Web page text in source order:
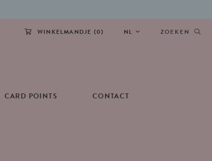
WINKELMANDJE (0) NL ZOEKEN
CARD POINTS CONTACT